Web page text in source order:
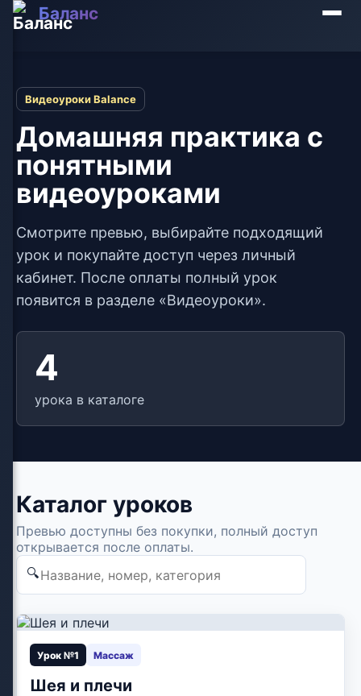
Баланс
Видеоуроки Balance
Домашняя практика с
понятными
видеоуроками
Смотрите превью, выбирайте подходящий
урок и покупайте доступ через личный
кабинет. После оплаты полный урок
появится в разделе «Видеоуроки».
4
урока в каталоге
Каталог уроков
Превью доступны без покупки, полный доступ
открывается после оплаты.
🔍
▶
Урок №1 Массаж
Шея и плечи